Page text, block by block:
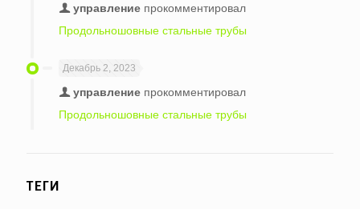
управление прокомментировал
Продольношовные стальные трубы
Декабрь 2, 2023
управление прокомментировал
Продольношовные стальные трубы
ТЕГИ